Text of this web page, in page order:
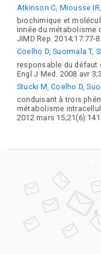
Atkinson C, Miousse IR,
biochimique et
innée du métabolisme
JIMD Rep. 2014;17:77-
Coelho D, Suormala T,
responsable du défaut
Engl J Med. 2008 avr
Stucki M, Coelho D,
conduisant à trois
métabolisme
2012 mars